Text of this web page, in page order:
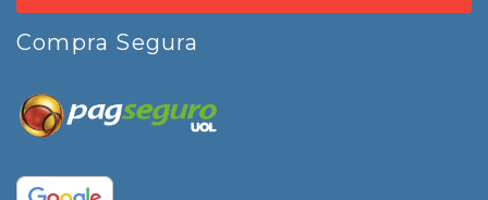
Compra Segura